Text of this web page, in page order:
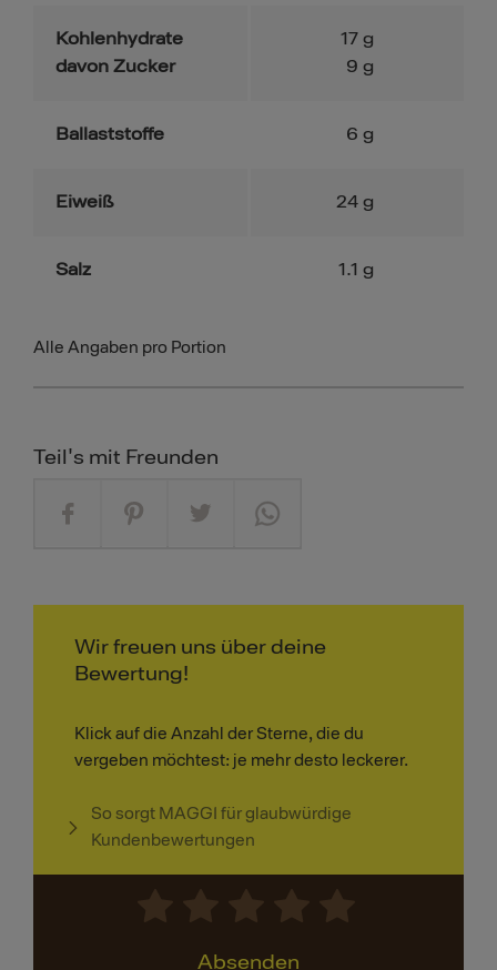
Kohlenhydrate
davon Zucker
17 g
9 g
Ballaststoffe 6 g
Eiweiß 24 g
Salz 1.1 g
Alle Angaben pro Portion
Teil's mit Freunden
Wir freuen uns über deine
Bewertung!
Klick auf die Anzahl der Sterne, die du
vergeben möchtest: je mehr desto leckerer.
So sorgt MAGGI für glaubwürdige
Kundenbewertungen
Absenden